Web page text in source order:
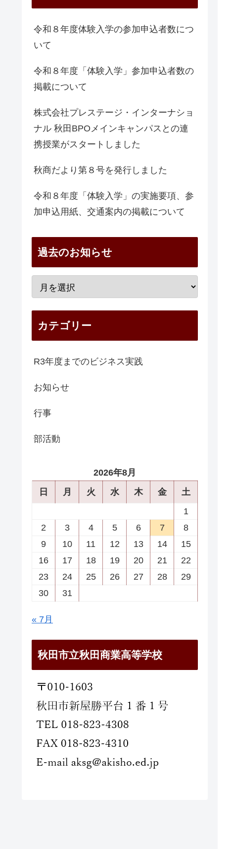
令和８年度体験入学の参加申込者数につ
いて
令和８年度「体験入学」参加申込者数の
掲載について
株式会社プレステージ・インターナショ
ナル 秋田BPOメインキャンパスとの連
携授業がスタートしました
秋商だより第８号を発行しました
令和８年度「体験入学」の実施要項、参
加申込用紙、交通案内の掲載について
過去のお知らせ
カテゴリー
R3年度までのビジネス実践
お知らせ
行事
部活動
2026年8月
日
月 火 水 木 金
土
1
2
3 4 5 6 7
8
9
10 11 12 13 14
15
16
17 18 19 20 21
22
23
24 25 26 27 28
29
30
31
« 7月
秋田市立秋田商業高等学校